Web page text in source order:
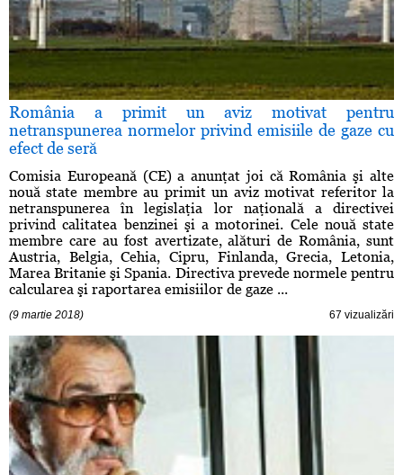
România a primit un aviz motivat pentru
netranspunerea normelor privind emisiile de gaze cu
efect de seră
Comisia Europeană (CE) a anunţat joi că România şi alte
nouă state membre au primit un aviz motivat referitor la
netranspunerea în legislaţia lor naţională a directivei
privind calitatea benzinei şi a motorinei. Cele nouă state
membre care au fost avertizate, alături de România, sunt
Austria, Belgia, Cehia, Cipru, Finlanda, Grecia, Letonia,
Marea Britanie şi Spania. Directiva prevede normele pentru
calcularea şi raportarea emisiilor de gaze ...
(9 martie 2018) 67 vizualizări